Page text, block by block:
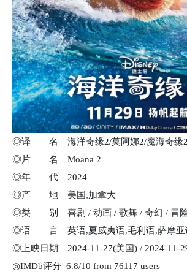
◎译 名 海洋奇缘2/莫阿娜2/魔海奇缘
◎片 名 Moana 2
◎年 代 2024
◎产 地 美国,加拿大
◎类 别 喜剧 / 动画 / 歌舞 / 奇幻 / 冒险
◎语 言 英语,夏威夷语,毛利语,萨摩亚
◎上映日期 2024-11-27(美国) / 2024-11-
◎IMDb评分 6.8/10 from 76117 users